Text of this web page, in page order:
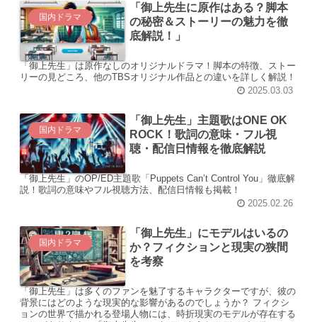
国内ドラマ
「御上先生に原作はある？脚本
の秘密＆ストーリーの魅力を徹
底解説！」
「御上先生」は原作なしのオリジナルドラマ！脚本の特徴、ストー
リーの見どころ、他のTBSオリジナル作品との違いを詳しく解説！
2025.03.03
国内ドラマ
「御上先生」主題歌はONE OK
ROCK！歌詞の意味・フル視
聴・配信日情報を徹底解説
「御上先生」のOP/ED主題歌「Puppets Can’t Control You」徹底解
説！歌詞の意味やフル視聴方法、配信日情報も掲載！
2025.02.26
国内ドラマ
「御上先生」にモデルはいるの
か？フィクションと現実の狭間
を考察
「御上先生」は多くのファンを魅了するキャラクターですが、彼の
背景にはどのような現実的な影響があるのでしょうか？ フィクシ
ョンの世界で描かれる登場人物には、時折現実のモデルが存在する